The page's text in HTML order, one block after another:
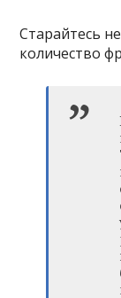
Старайтесь
количество